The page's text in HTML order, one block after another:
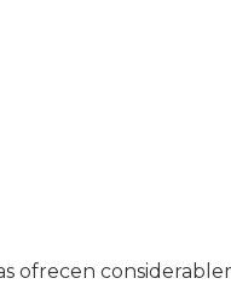
ofrecen